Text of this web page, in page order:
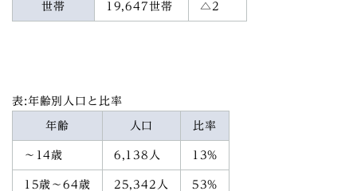
世帯 19,647世帯 △2
表:年齢別人口と比率
年齢 人口 比率
～14歳 6,138人 13%
15歳～64歳 25,342人 53%